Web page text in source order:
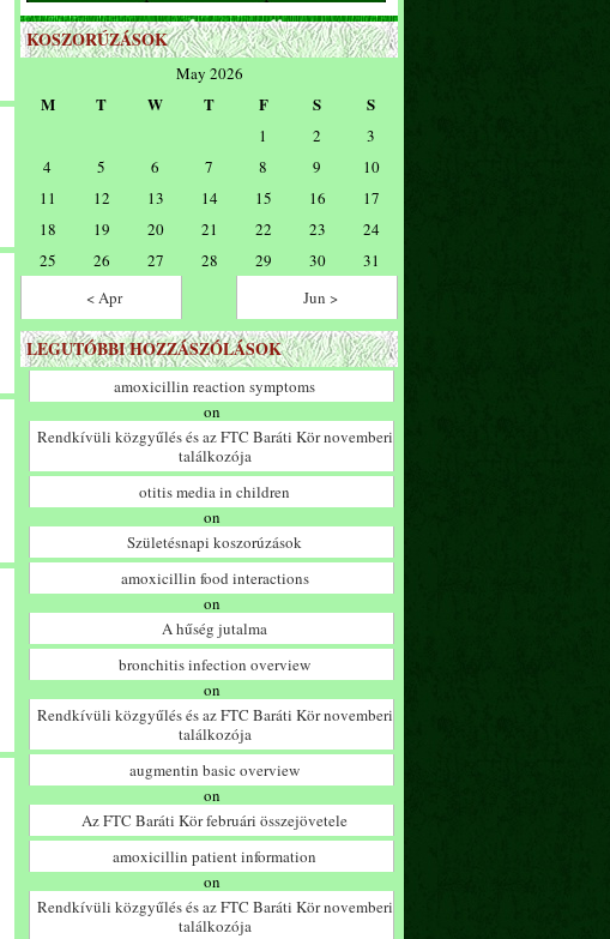
KOSZORÚZÁSOK
May 2026
M T W T F S S
1 2
3
4
5 6 7 8 9
10
11
12 13 14 15 16
17
18
19 20 21 22 23
24
25
26 27 28 29 30
31
< Apr
Jun >
LEGUTÓBBI HOZZÁSZÓLÁSOK
amoxicillin reaction symptoms
on
Rendkívüli közgyűlés és az FTC Baráti Kör novemberi
találkozója
otitis media in children
on
Születésnapi koszorúzások
amoxicillin food interactions
on
A hűség jutalma
bronchitis infection overview
on
Rendkívüli közgyűlés és az FTC Baráti Kör novemberi
találkozója
augmentin basic overview
on
Az FTC Baráti Kör februári összejövetele
amoxicillin patient information
on
Rendkívüli közgyűlés és az FTC Baráti Kör novemberi
találkozója